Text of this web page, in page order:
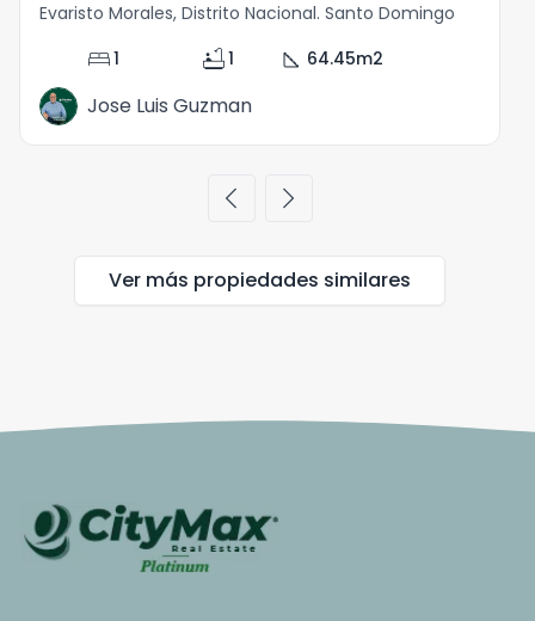
Evaristo Morales, Distrito Nacional. Santo Domingo
bed1 bathtub1 square_foot 64.45m2
Jose Luis Guzman
chevron_left chevron_right
Ver más propiedades similares